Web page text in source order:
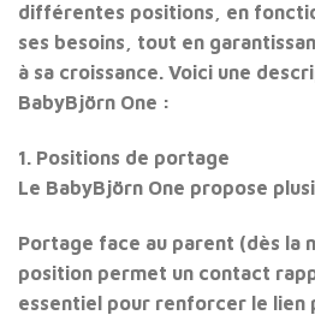
différentes positions, en
ses besoins, tout en
à sa croissance. Voici une
BabyBjörn One :
1. Positions de portage
Le BabyBjörn One propose
Portage face au parent (dès la
position permet un contact
essentiel pour renforcer le